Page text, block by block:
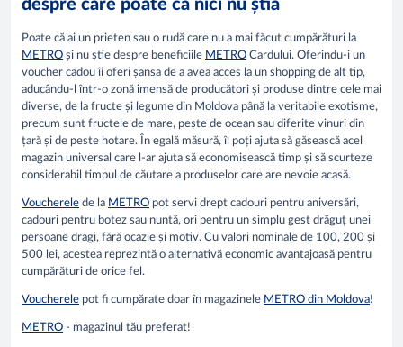
despre care poate că nici nu știa
Poate că ai un prieten sau o rudă care nu a mai făcut cumpărături la
METRO și nu știe despre beneficiile METRO Cardului. Oferindu-i un
voucher cadou îi oferi șansa de a avea acces la un shopping de alt tip,
aducându-l într-o zonă imensă de producători și produse dintre cele mai
diverse, de la fructe și legume din Moldova până la veritabile exotisme,
precum sunt fructele de mare, pește de ocean sau diferite vinuri din
țară și de peste hotare. În egală măsură, îl poți ajuta să găsească acel
magazin universal care l-ar ajuta să economisească timp și să scurteze
considerabil timpul de căutare a produselor care are nevoie acasă.
Voucherele de la METRO pot servi drept cadouri pentru aniversări,
cadouri pentru botez sau nuntă, ori pentru un simplu gest drăguț unei
persoane dragi, fără ocazie și motiv. Cu valori nominale de 100, 200 și
500 lei, acestea reprezintă o alternativă economic avantajoasă pentru
cumpărături de orice fel.
Voucherele pot fi cumpărate doar în magazinele METRO din Moldova!
METRO - magazinul tău preferat!